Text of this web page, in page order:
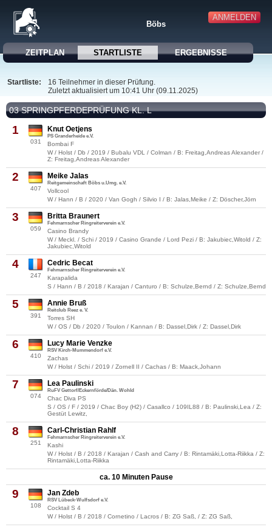
ANMELDEN
Böbs
ZEITPLAN STARTLISTE ERGEBNISSE
Startliste:
16 Teilnehmer in dieser Prüfung.
Zuletzt aktualisiert um 10:41 Uhr (09.11.2025)
03 SPRINGPFERDEPRÜFUNG KL. L
1
031
Knut Oetjens
PS Granderheide e.V.
Bombai F
W / Holst / Db / 2019 / Bubalu VDL / Colman / B: Freitag,Andreas Alexander /
Z: Freitag,Andreas Alexander
2
407
Meike Jalas
Reitgemeinschaft Böbs u.Umg. e.V.
Vollcool
W / Hann / B / 2020 / Van Gogh / Silvio I / B: Jalas,Meike / Z: Döscher,Jörn
3
059
Britta Braunert
Fehmarnscher Ringreiterverein e.V.
Casino Brandy
W / Meckl. / Schi / 2019 / Casino Grande / Lord Pezi / B: Jakubiec,Witold / Z:
Jakubiec,Witold
4
247
Cedric Becat
Fehmarnscher Ringreiterverein e.V.
Karapalida
S / Hann / B / 2018 / Karajan / Canturo / B: Schulze,Bernd / Z: Schulze,Bernd
5
391
Annie Bruß
Reitclub Reez e. V.
Torres SH
W / OS / Db / 2020 / Toulon / Kannan / B: Dassel,Dirk / Z: Dassel,Dirk
6
410
Lucy Marie Venzke
RSV Kirch-Mummendorf e.V.
Zachas
W / Holst / Schi / 2019 / Zornell II / Cachas / B: Maack,Johann
7
074
Lea Paulinski
RuFV Gettorf/Eckernförde/Dän. Wohld
Chac Diva PS
S / OS / F / 2019 / Chac Boy (H2) / Casallco / 109IL88 / B: Paulinski,Lea / Z:
Gestüt Lewitz,
8
251
Carl-Christian Rahlf
Fehmarnscher Ringreiterverein e.V.
Kashi
W / Holst / B / 2018 / Karajan / Cash and Carry / B: Rintamäki,Lotta-Riikka / Z:
Rintamäki,Lotta-Riikka
ca. 10 Minuten Pause
9
108
Jan Zdeb
RSV Lübeck-Wulfsdorf e.V.
Cocktail S 4
W / Holst / B / 2018 / Cornetino / Lacros / B: ZG Saß, / Z: ZG Saß,